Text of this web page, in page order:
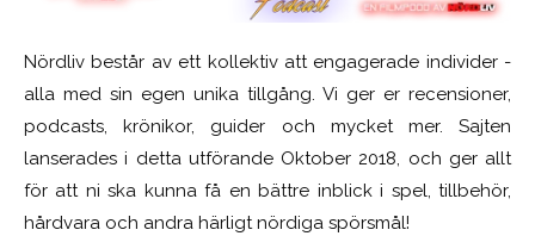
Nördliv består av ett kollektiv att engagerade individer -
alla med sin egen unika tillgång. Vi ger er recensioner,
podcasts, krönikor, guider och mycket mer. Sajten
lanserades i detta utförande Oktober 2018, och ger allt
för att ni ska kunna få en bättre inblick i spel, tillbehör,
hårdvara och andra härligt nördiga spörsmål!